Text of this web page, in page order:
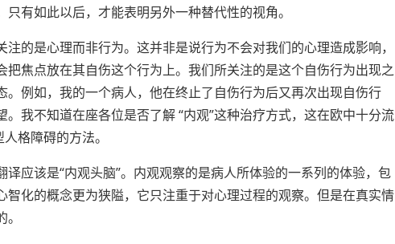
有如此以后，才能表明另外一种替代性的视角。
的是心理而非行为。这并非是说行为不会对我们的心理造成影响，
焦点放在其自伤这个行为上。我们所关注的是这个自伤行为出现之
例如，我的一个病人，他在终止了自伤行为后又再次出现自伤行
我不知道在座各位是否了解 “内观”这种治疗方式，这在欧中十分流
格障碍的方法。
应该是“内观头脑”。内观观察的是病人所体验的一系列的体验，包
化的概念更为狭隘，它只注重于对心理过程的观察。但是在真实情